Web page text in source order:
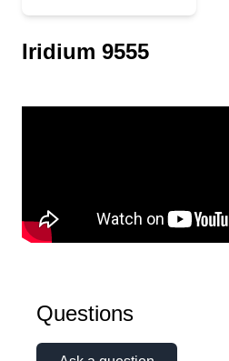
Iridium 9555
Questions